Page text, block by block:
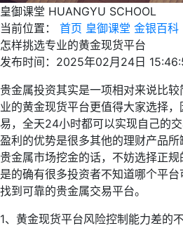
皇御课堂 HUANGYU SCHOOL
当前位置：
首页 皇御课堂 金银百科
怎样挑选专业的黄金现货平台
发布时间：2025年02月24日
贵金属投资其实是一项相对来说比
业的黄金现货平台更值得大家选择
易，全天24小时都可以实现自己的
盈利的优势是很多其他的理财产品
贵金属市场挖金的话，不妨选择正
是的确有很多投资者不知道哪个平
找到可靠的贵金属交易平台。
1、黄金现货平台风险控制能力差的